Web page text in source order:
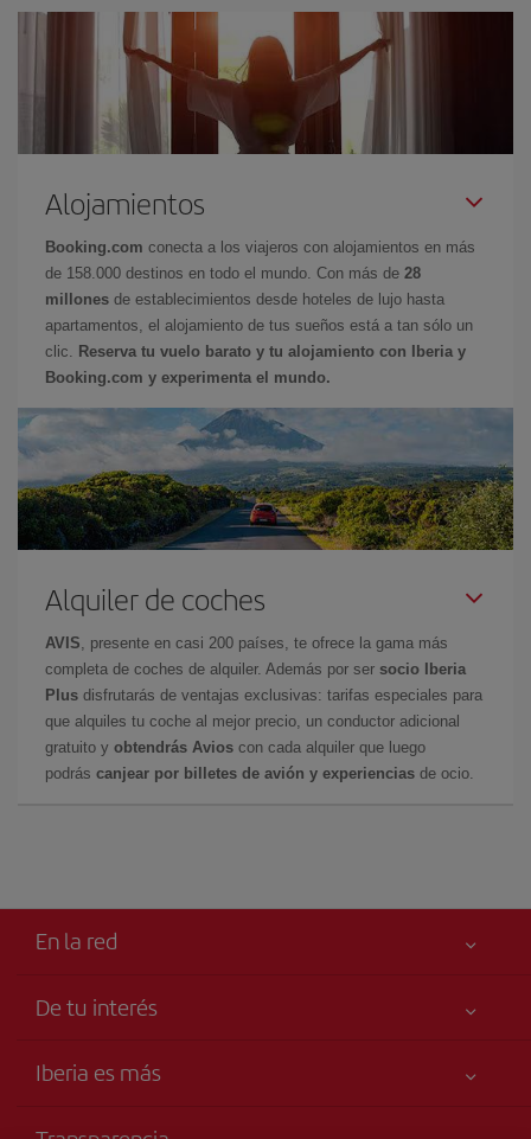
Alojamientos
Booking.com conecta a los viajeros con alojamientos en más
de 158.000 destinos en todo el mundo. Con más de 28
millones de establecimientos desde hoteles de lujo hasta
apartamentos, el alojamiento de tus sueños está a tan sólo un
clic.
Reserva tu vuelo barato y tu alojamiento con Iberia y
Booking.com y experimenta el mundo.
Alquiler de coches
AVIS , presente en casi 200 países, te ofrece la gama más
completa de coches de alquiler. Además por ser socio Iberia
Plus disfrutarás de ventajas exclusivas: tarifas especiales para
que alquiles tu coche al mejor precio, un conductor adicional
gratuito y obtendrás Avios con cada alquiler que luego
podrás canjear por billetes de avión y experiencias de ocio.
En la red
De tu interés
Accesibilidad
Iberia es más